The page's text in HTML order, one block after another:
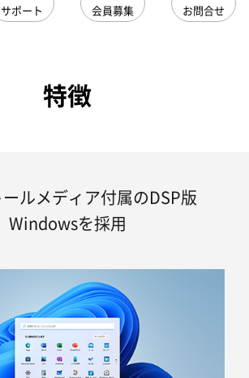
サポート 会員募集 お問合せ
特徴
ルメディア付属のDSP版
Windowsを採用